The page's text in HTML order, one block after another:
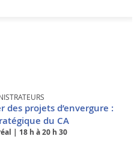
projets d’envergure :
du CA
| 18 h à 20 h 30